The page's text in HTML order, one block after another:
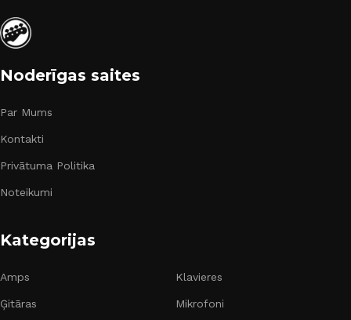
Noderīgas saites
Par Mums
Kontakti
Privātuma Politika
Noteikumi
Kategorijas
Amps
Ģitāras
Klavieres
Mikrofoni